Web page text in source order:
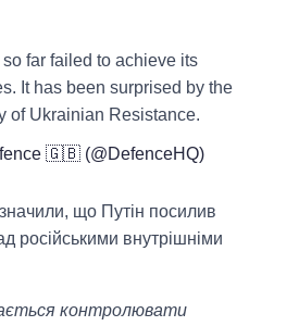
far failed to achieve its
It has been surprised by the
of Ukrainian Resistance.
🇬🇧 (@DefenceHQ)
що Путін посилив
російськими внутрішніми
контролювати